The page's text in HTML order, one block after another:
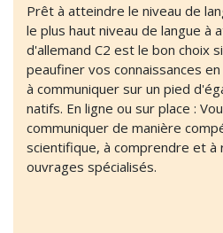
Prêt à atteindre le niveau de
le plus haut niveau de langue à
d'allemand C2 est le bon choix
peaufiner vos connaissances
à communiquer sur un pied
natifs. En ligne ou sur place :
communiquer de manière
scientifique, à comprendre et à
ouvrages spécialisés.